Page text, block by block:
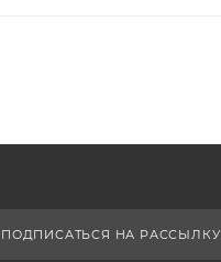
ПОДПИСАТЬСЯ НА РАССЫЛКУ